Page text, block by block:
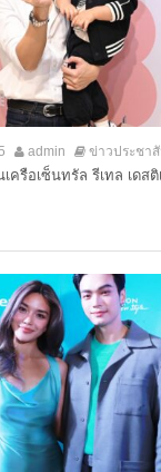
admin ข่าวประชา
เครือเซ็นทรัล รีเทล เด